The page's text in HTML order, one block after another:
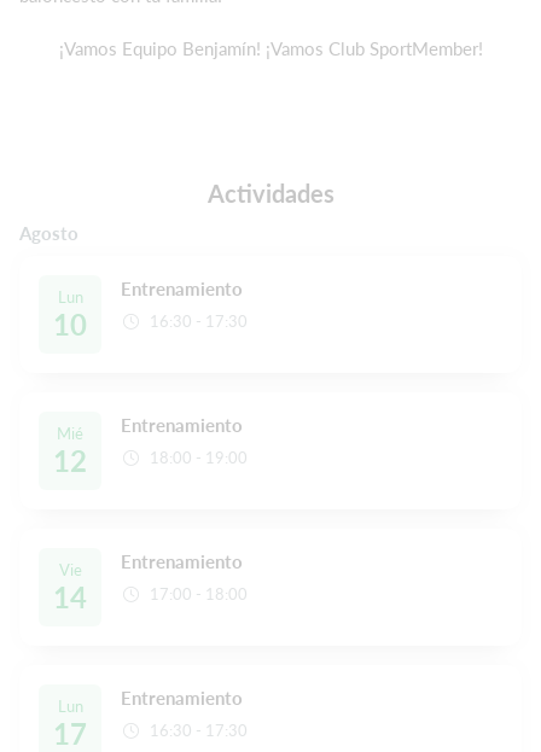
¡Vamos Equipo Benjamín! ¡Vamos Club SportMember!
Actividades
Agosto
Lun
10
Entrenamiento
16:30 - 17:30
Mié
12
Entrenamiento
18:00 - 19:00
Vie
14
Entrenamiento
17:00 - 18:00
Lun
17
Entrenamiento
16:30 - 17:30